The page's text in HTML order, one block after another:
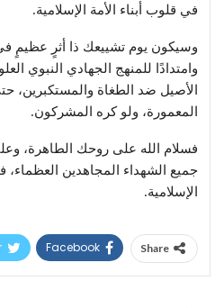
في قلوب أبناء الأمة الإسلامية.
وسيكون يوم تشييعك ذا أثرٍ عظيمٍ
وامتدادًا للمنهج الجهادي النبوي
الأصيل ضد الطغاة والمستكبرين،
المعمورة، ولو كره المشركون.
فسلام الله على روحك الطاهرة،
جميع الشهداء المجاهدين العظماء،
الإسلامية.
Share
Facebook